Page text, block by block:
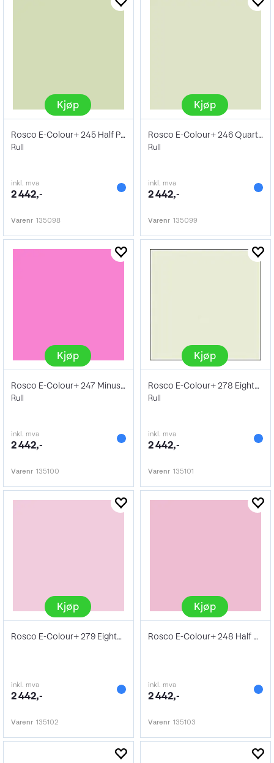
Kjøp
Rosco E-Colour+ 245 Half Plus Green
Rull
inkl. mva
2 442,-
Varenr 135098
Kjøp
Rosco E-Colour+ 246 Quarter Plus Green
Rull
inkl. mva
2 442,-
Varenr 135099
Kjøp
Rosco E-Colour+ 247 Minus Green
Rull
inkl. mva
2 442,-
Varenr 135100
Kjøp
Rosco E-Colour+ 278 Eighth Plus Green
Rull
inkl. mva
2 442,-
Varenr 135101
Kjøp
Rosco E-Colour+ 279 Eighth Minus Green
inkl. mva
2 442,-
Varenr 135102
Kjøp
Rosco E-Colour+ 248 Half Minus Green
inkl. mva
2 442,-
Varenr 135103